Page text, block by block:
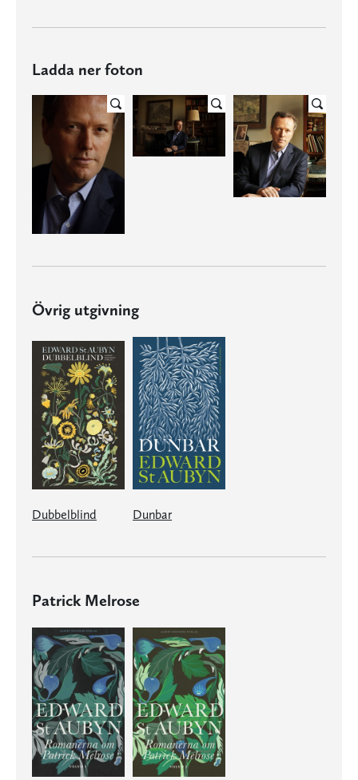
Ladda ner foton
Övrig utgivning
Dubbelblind Dunbar
Patrick Melrose